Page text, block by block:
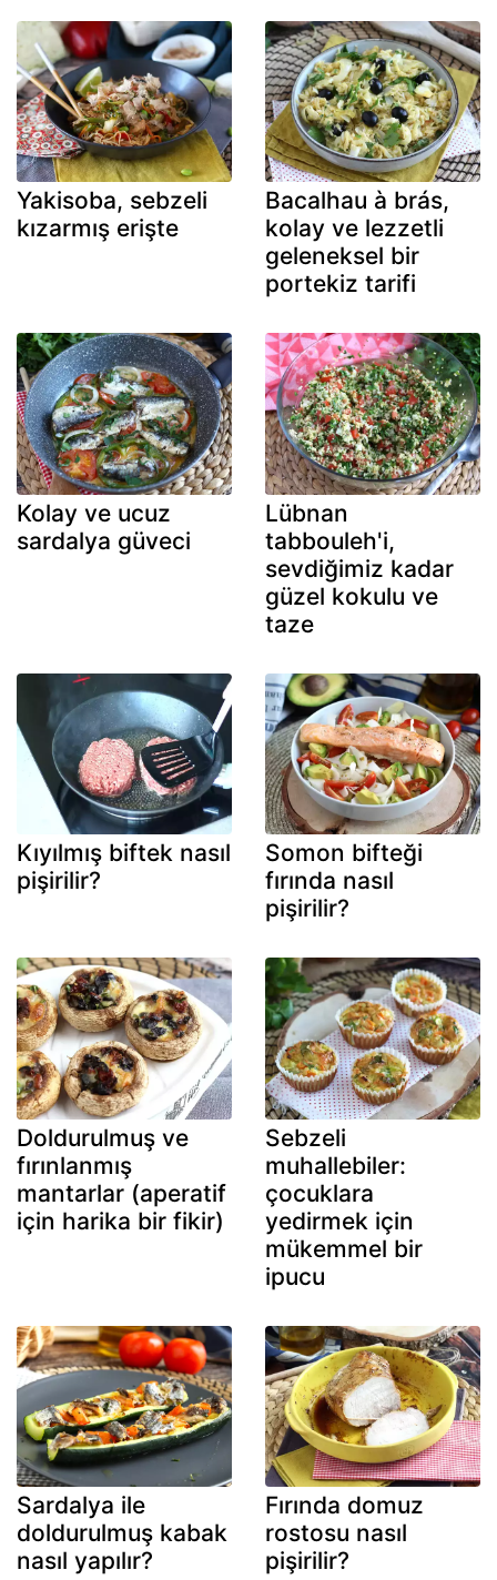
Yakisoba, sebzeli
kızarmış erişte
Bacalhau à brás,
kolay ve lezzetli
geleneksel bir
portekiz tarifi
Kolay ve ucuz
sardalya güveci
Lübnan
tabbouleh'i,
sevdiğimiz kadar
güzel kokulu ve
taze
Kıyılmış biftek nasıl
pişirilir?
Somon bifteği
fırında nasıl
pişirilir?
Doldurulmuş ve
fırınlanmış
mantarlar (aperatif
için harika bir fikir)
Sebzeli
muhallebiler:
çocuklara
yedirmek için
mükemmel bir
ipucu
Sardalya ile
doldurulmuş kabak
nasıl yapılır?
Fırında domuz
rostosu nasıl
pişirilir?